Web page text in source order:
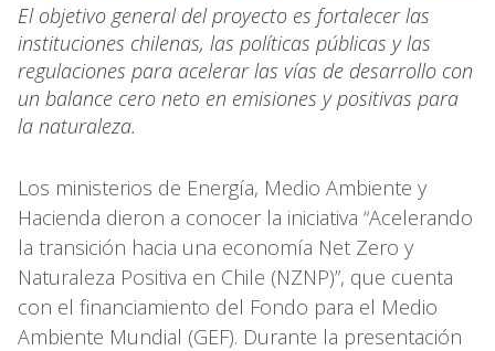
El objetivo general del proyecto es fortalecer las
instituciones chilenas, las políticas públicas y las
regulaciones para acelerar las vías de desarrollo con
un balance cero neto en emisiones y positivas para
la naturaleza.
Los ministerios de Energía, Medio Ambiente y
Hacienda dieron a conocer la iniciativa “Acelerando
la transición hacia una economía Net Zero y
Naturaleza Positiva en Chile (NZNP)”, que cuenta
con el financiamiento del Fondo para el Medio
Ambiente Mundial (GEF). Durante la presentación